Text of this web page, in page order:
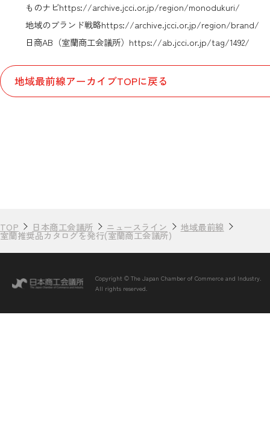
ものナビhttps://archive.jcci.or.jp/region/monodukuri/
地域のブランド戦略https://archive.jcci.or.jp/region/brand/
日商AB（室蘭商工会議所） https://ab.jcci.or.jp/tag/1492/
地域最前線アーカイブTOPに戻る
TOP 日本商工会議所 ニュースライン 地域最前線
室蘭推奨品カタログを発行(室蘭商工会議所)
Copyright © The Japan Chamber of Commerce and Industry.
All rights reserved.